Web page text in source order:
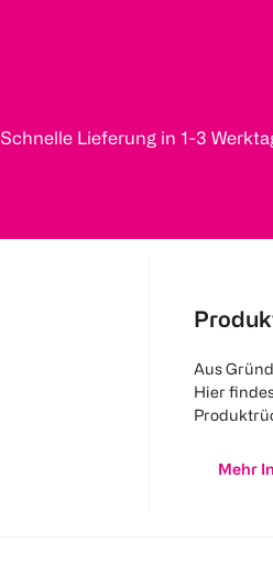
Schnelle Lieferung in 1-3
Aus
Hier
Mehr